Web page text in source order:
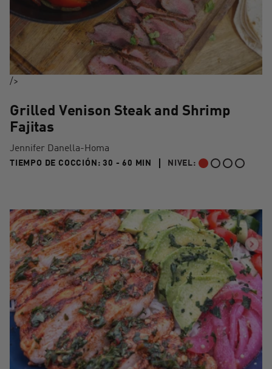
/>
Grilled Venison Steak and Shrimp
Fajitas
Jennifer Danella-Homa
TIEMPO DE COCCIÓN:30 - 60 MIN 30 TO 60 MIN"
NIVEL:
PRINCIPIANTE